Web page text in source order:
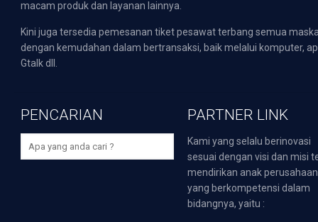
macam produk dan layanan lainnya.
Kini juga tersedia pemesanan tiket pesawat terbang semua
dengan kemudahan dalam bertransaksi, baik melalui komputer,
Gtalk dll.
PENCARIAN PARTNER LINK
Kami yang selalu berinovasi
sesuai dengan visi dan misi
mendirikan anak perusahaan
yang berkompetensi dalam
bidangnya, yaitu :